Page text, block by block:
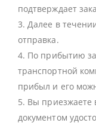
подтверждает
3. Далее в
отправка.
4. По прибытию
транспортной
прибыл и его
5. Вы приезжаете
документом